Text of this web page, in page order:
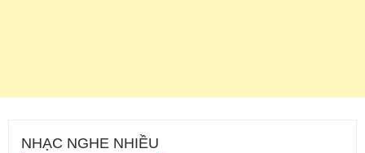
NHẠC NGHE NHIỀU